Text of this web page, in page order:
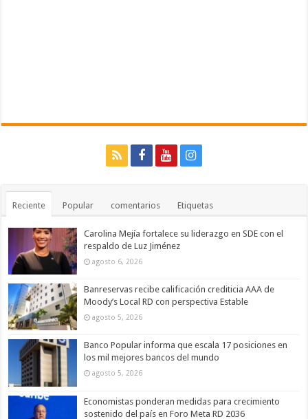
Reciente Popular comentarios Etiquetas
Carolina Mejía fortalece su liderazgo en SDE con el
respaldo de Luz Jiménez
agosto 6, 2026
Banreservas recibe calificación crediticia AAA de
Moody’s Local RD con perspectiva Estable
agosto 5, 2026
Banco Popular informa que escala 17 posiciones en
los mil mejores bancos del mundo
agosto 5, 2026
Economistas ponderan medidas para crecimiento
sostenido del país en Foro Meta RD 2036